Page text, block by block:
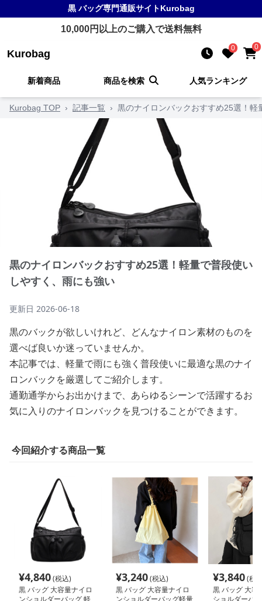
黒 バッグ専門通販サイトKurobag
10,000円以上のご購入で送料無料
Kurobag 0 0
新着商品 商品を検索 人気ランキング
Kurobag TOP › 記事一覧 › 黒のナイロンバックおすすめ25選！
黒のナイロンバックおすすめ25選！軽量で普段使い
しやすく、雨にも強い
更新日 2026-06-18
黒のバックが欲しいけれど、どんなナイロン素材のものを
選べば良いか迷っていませんか。
本記事では、軽量で雨にも強く普段使いに最適な黒のナイ
ロンバックを厳選してご紹介します。
通勤通学からお出かけまで、あらゆるシーンで活躍するお
気に入りのナイロンバックを見つけることができます。
今回紹介する商品一覧
¥4,840(税込)
黒 バッグ 大容量ナイロ
ンショルダーバッグ 軽
¥3,240(税込)
黒 バッグ 大容量ナイロ
ンショルダーバッグ軽量
¥3,840(税
黒 バッグ 大容
ショルダーバ